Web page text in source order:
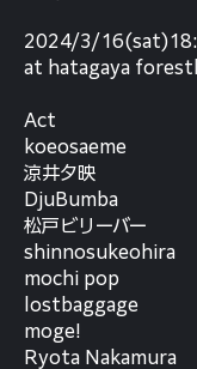
2024/3/
at hatagaya
Act
koeosaeme
涼井夕映
DjuBumba
松戸ビリーバー
shinnosukeohira
mochi pop
lostbaggage
moge!
Ryota Nakamura